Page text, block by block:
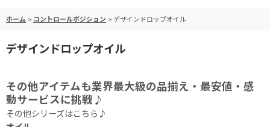
ホーム > コントロールポジション > デザインドロップオイル
デザインドロップオイル
その他アイテムも業界最大級の品揃え・最安値・感
動サービスに挑戦♪
その他シリーズはこちら♪